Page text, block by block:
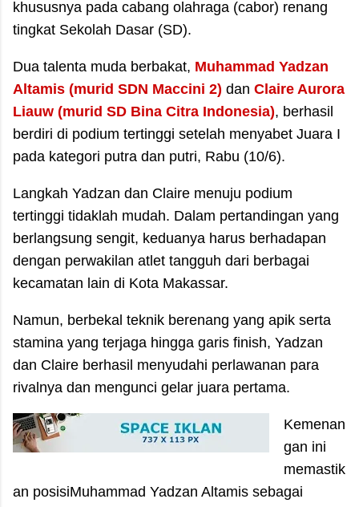
khususnya pada cabang olahraga (cabor) renang
tingkat Sekolah Dasar (SD).
​Dua talenta muda berbakat, Muhammad Yadzan
Altamis (murid SDN Maccini 2) dan Claire Aurora
Liauw (murid SD Bina Citra Indonesia), berhasil
berdiri di podium tertinggi setelah menyabet Juara I
pada kategori putra dan putri, Rabu (10/6).
​Langkah Yadzan dan Claire menuju podium
tertinggi tidaklah mudah. Dalam pertandingan yang
berlangsung sengit, keduanya harus berhadapan
dengan perwakilan atlet tangguh dari berbagai
kecamatan lain di Kota Makassar.
Namun, berbekal teknik berenang yang apik serta
stamina yang terjaga hingga garis finish, Yadzan
dan Claire berhasil menyudahi perlawanan para
rivalnya dan mengunci gelar juara pertama.
Kemenan
gan ini
memastik
an posisi​Muhammad Yadzan Altamis sebagai